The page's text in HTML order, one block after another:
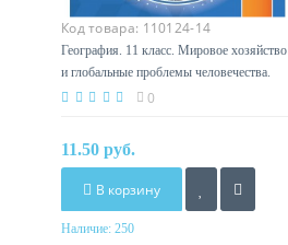
Код товара: 110124-14
География. 11 класс. Мировое хозяйство
и глобальные проблемы человечества.
Атлас (2025) Е.А. Антипова, А.Н.
0
11.50 руб.
В корзину
Наличие: 250